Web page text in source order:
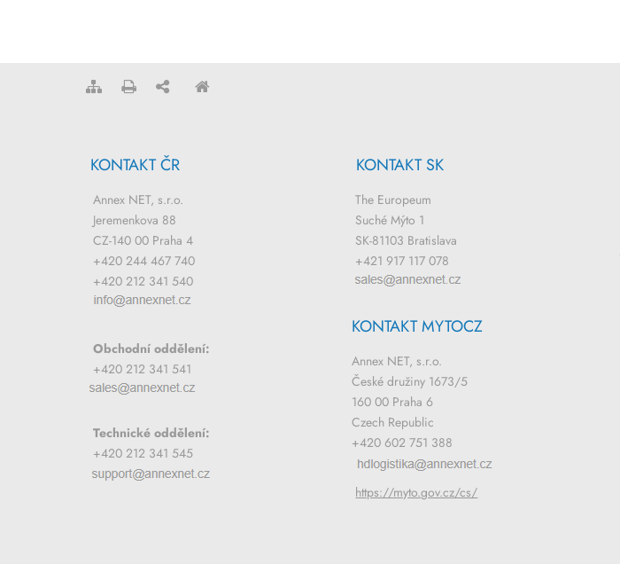
KONTAKT ČR
Annex NET, s.r.o.
Jeremenkova 88
CZ-140 00 Praha 4
+420 244 467 740
+420 212 341 540
Obchodní oddělení:
+420 212 341 541
Technické oddělení:
+420 212 341 545
KONTAKT SK
The Europeum
Suché Mýto 1
SK-81103 Bratislava
+421 917 117 078
KONTAKT MYTOCZ
Annex NET, s.r.o.
České družiny 1673/5
160 00 Praha 6
Czech Republic
+420 602 751 388
https://myto.gov.cz/cs/